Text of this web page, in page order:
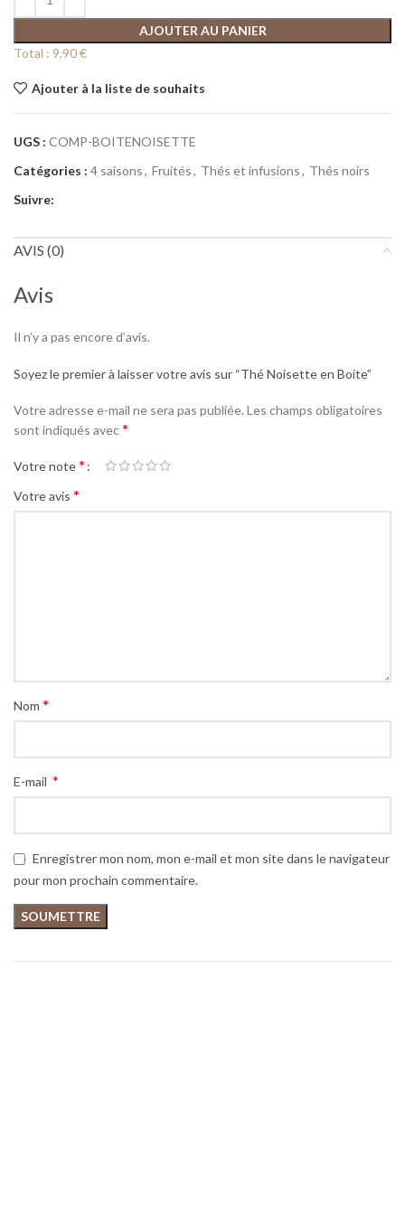
AJOUTER AU PANIER
Total : 9,90 €
Ajouter à la liste de souhaits
UGS : COMP-BOITENOISETTE
Catégories : 4 saisons, Fruités, Thés et infusions, Thés noirs
Suivre:
AVIS (0)
Avis
Il n’y a pas encore d’avis.
Soyez le premier à laisser votre avis sur “Thé Noisette en Boite”
Votre adresse e-mail ne sera pas publiée. Les champs obligatoires
sont indiqués avec*
Votre note*
Votre avis *
Nom *
E-mail *
Enregistrer mon nom, mon e-mail et mon site dans le navigateur
pour mon prochain commentaire.